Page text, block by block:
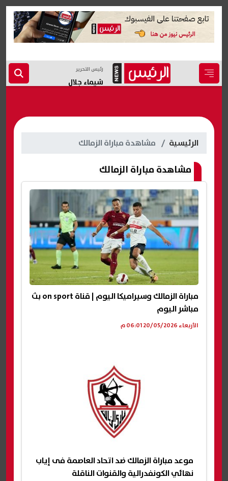
رئيس التحرير
شيماء جلال
الرئيسية مشاهدة مباراة الزمالك
مشاهدة مباراة الزمالك
مباراة الزمالك وسيراميكا اليوم | قناة on sport بث
مباشر اليوم
الأربعاء 20/05/2026 06:01 م
موعد مباراة الزمالك ضد اتحاد العاصمة فى إياب
نهائي الكونفدرالية والقنوات الناقلة